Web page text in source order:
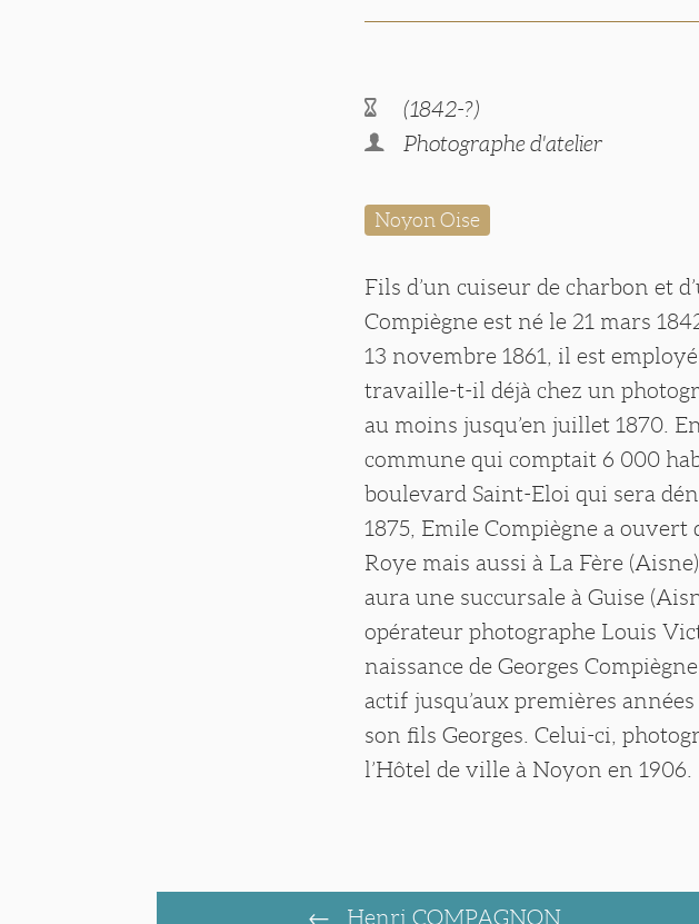
(1842-?)
Photographe d'atelier
Noyon Oise
Fils d’un cuiseur de charbon et
Compiègne est né le 21 mars
13 novembre 1861, il est
travaille-t-il déjà chez un
au moins jusqu’en juillet 1870.
commune qui comptait 6 000
boulevard Saint-Eloi qui sera
1875, Emile Compiègne a ouvert
Roye mais aussi à La Fère
aura une succursale à Guise
opérateur photographe Louis
naissance de Georges
actif jusqu’aux premières
son fils Georges. Celui-ci,
l’Hôtel de ville à Noyon en 1906.
Henri COMPAGNON